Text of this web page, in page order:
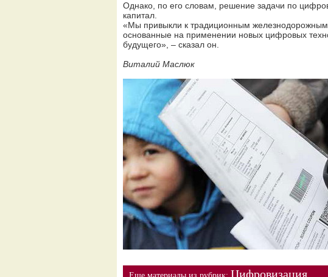
Однако, по его словам, решение задачи по
капитал.
«Мы привыкли к традиционным
основанные на применении новых цифровых
будущего», – сказал он.
Виталий Маслюк
Цифровизация